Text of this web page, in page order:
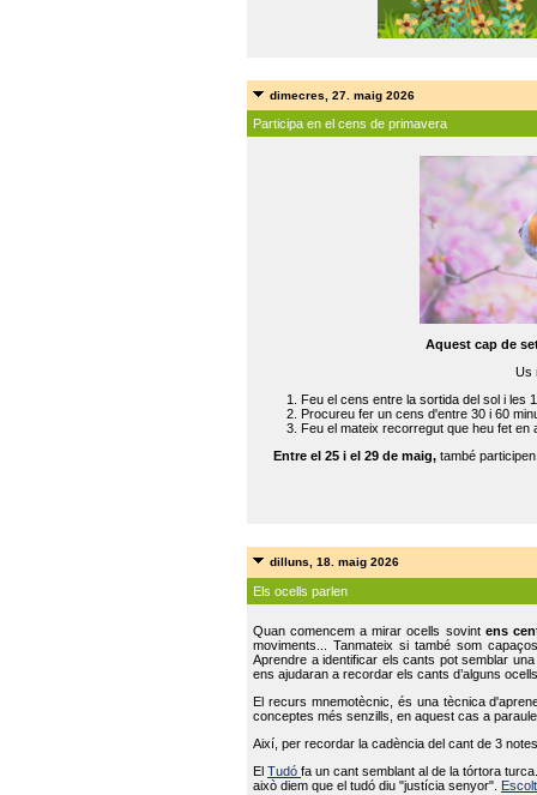
dimecres, 27. maig 2026
Participa en el cens de primavera
Aquest cap de
Us
Feu el cens entre la sortida del sol i les
Procureu fer un cens d'entre 30 i 60
Feu el mateix recorregut que heu fet en
Entre el 25 i el 29 de maig, també
dilluns, 18. maig 2026
Els ocells parlen
Quan comencem a mirar ocells sovint ens
moviments... Tanmateix si també som
Aprendre a identificar els cants pot semblar
ens ajudaran a recordar els cants d’alguns
El recurs mnemotècnic, és una tècnica
conceptes més senzills, en aquest cas a
Així, per recordar la cadència del cant de 3
ElTudófa un cant semblant al de la tórtora
això diem que el tudó diu "justícia senyor".